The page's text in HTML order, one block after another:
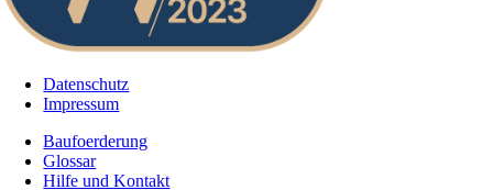
Datenschutz
Impressum
Baufoerderung
Glossar
Hilfe und Kontakt